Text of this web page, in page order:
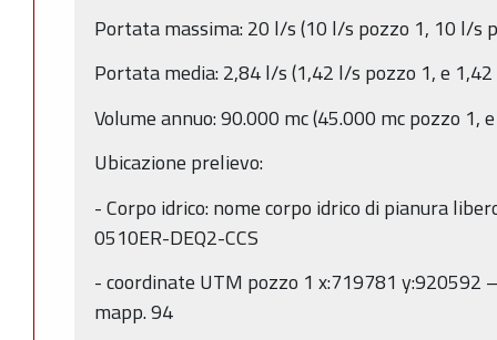
Portata massima: 20 l/s (10 l/s pozzo 1, 10 l/s
Portata media: 2,84 l/s (1,42 l/s pozzo 1, e
Volume annuo: 90.000 mc (45.000 mc pozzo 1,
Ubicazione prelievo:
- Corpo idrico: nome corpo idrico di pianura
0510ER-DEQ2-CCS
- coordinate UTM pozzo 1 x:719781 y:920592
mapp. 94